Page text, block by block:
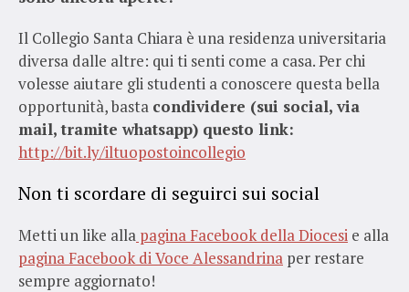
Il Collegio Santa Chiara è una residenza universitaria
diversa dalle altre: qui ti senti come a casa. Per chi
volesse aiutare gli studenti a conoscere questa bella
opportunità, basta condividere (sui social, via
mail, tramite whatsapp) questo link:
http://bit.ly/iltuopostoincollegio
Non ti scordare di seguirci sui social
Metti un like alla pagina Facebook della Diocesi e alla
pagina Facebook di Voce Alessandrina per restare
sempre aggiornato!